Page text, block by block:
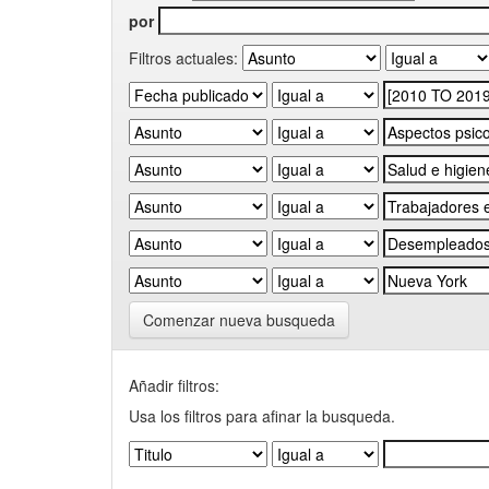
por
Filtros actuales:
Comenzar nueva busqueda
Añadir filtros:
Usa los filtros para afinar la busqueda.